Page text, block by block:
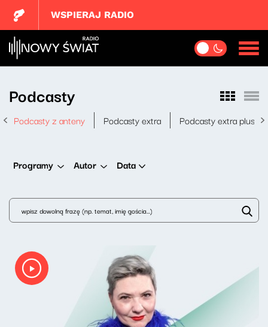
WSPIERAJ RADIO
Podcasty
Podcasty z anteny Podcasty extra Podcasty extra plus
Programy Autor Data